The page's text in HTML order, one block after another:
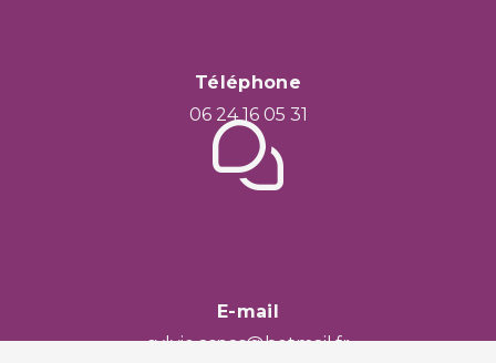
Téléphone
06 24 16 05 31
E-mail
sylvie.aspas@hotmail.fr